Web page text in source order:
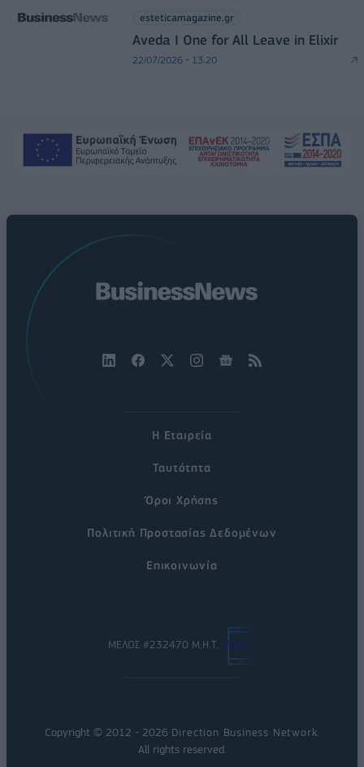
esteticamagazine.gr
Aveda I One for All Leave in Elixir
22/07/2026 - 13:20
Η Εταιρεία
Ταυτότητα
Όροι Χρήσης
Πολιτική Προστασίας Δεδομένων
Επικοινωνία
ΜΕΛΟΣ #232470 Μ.Η.Τ.
Copyright © 2012 - 2026 Direction Business Network.
All rights reserved.